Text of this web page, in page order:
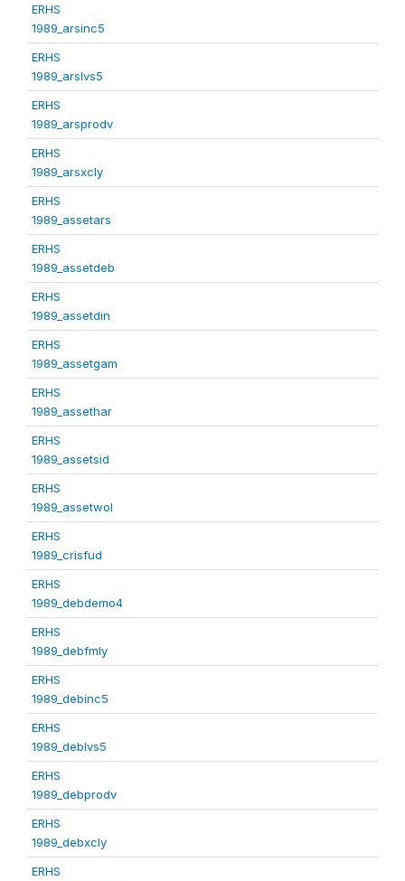
ERHS
1989_arsinc5
ERHS
1989_arslvs5
ERHS
1989_arsprodv
ERHS
1989_arsxcly
ERHS
1989_assetars
ERHS
1989_assetdeb
ERHS
1989_assetdin
ERHS
1989_assetgam
ERHS
1989_assethar
ERHS
1989_assetsid
ERHS
1989_assetwol
ERHS
1989_crisfud
ERHS
1989_debdemo4
ERHS
1989_debfmly
ERHS
1989_debinc5
ERHS
1989_deblvs5
ERHS
1989_debprodv
ERHS
1989_debxcly
ERHS